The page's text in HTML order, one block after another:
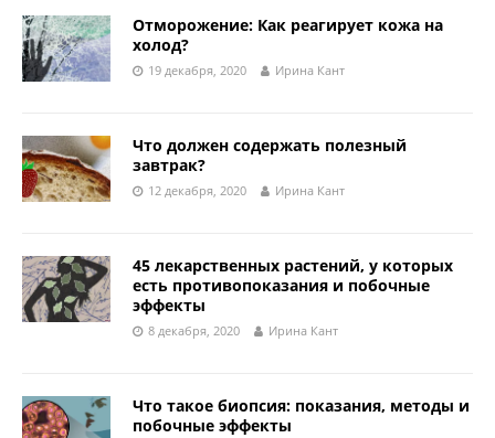
Отморожение: Как реагирует кожа на
холод?
19 декабря, 2020 Ирина Кант
Что должен содержать полезный
завтрак?
12 декабря, 2020 Ирина Кант
45 лекарственных растений, у которых
есть противопоказания и побочные
эффекты
8 декабря, 2020 Ирина Кант
Что такое биопсия: показания, методы и
побочные эффекты